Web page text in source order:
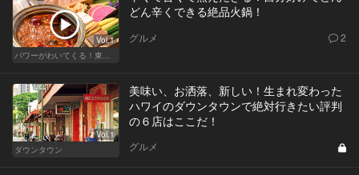
Vol.1
パワーがわいてくる！東京のおすすめ火鍋
どん辛くできる絶品火鍋！
グルメ 2
Vol.1
ダウンタウン
美味い、お洒落、新しい！生まれ変わった
ハワイのダウンタウンで絶対行きたい評判
の６店はここだ！
グルメ